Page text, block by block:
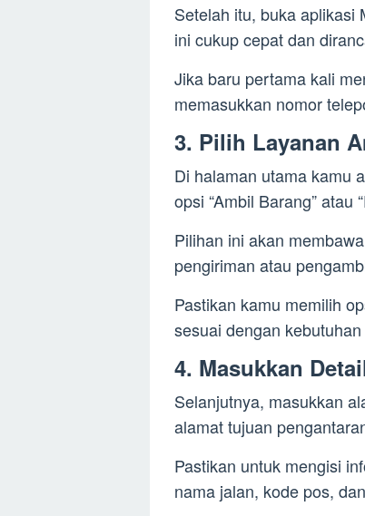
Setelah itu, buka aplikasi
ini cukup cepat dan
Jika baru pertama kali
memasukkan nomor
3. Pilih Layanan
Di halaman utama kamu
opsi “Ambil Barang” atau
Pilihan ini akan
pengiriman atau
Pastikan kamu memilih
sesuai dengan
4. Masukkan
Selanjutnya, masukkan
alamat tujuan
Pastikan untuk mengisi
nama jalan, kode pos,